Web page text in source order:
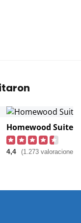
Homewood Suites
4,4 (1.273 valoraciones)